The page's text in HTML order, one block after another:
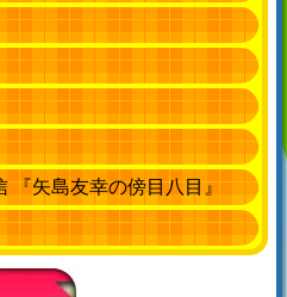
『矢島友幸の傍目八目』